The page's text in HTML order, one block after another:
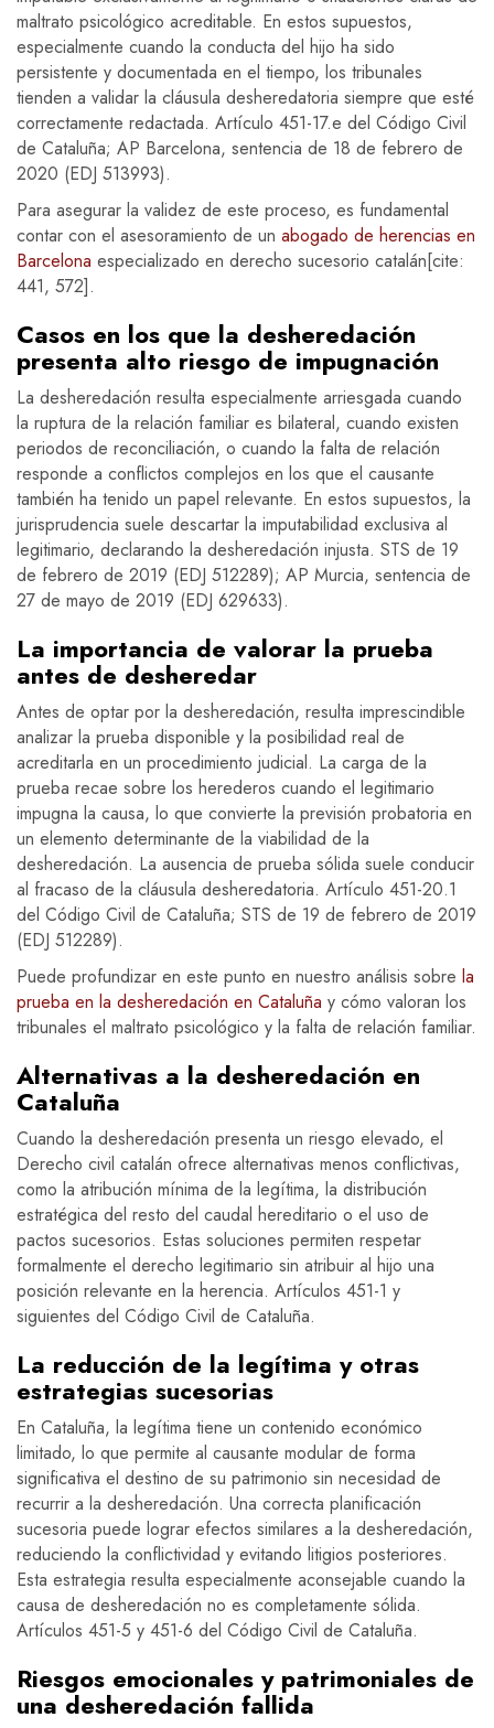
maltrato psicológico acreditable. En estos supuestos,
especialmente cuando la conducta del hijo ha sido
persistente y documentada en el tiempo, los tribunales
tienden a validar la cláusula desheredatoria siempre que esté
correctamente redactada. Artículo 451-17.e del Código Civil
de Cataluña; AP Barcelona, sentencia de 18 de febrero de
2020 (EDJ 513993).
Para asegurar la validez de este proceso, es fundamental
contar con el asesoramiento de un abogado de herencias en
Barcelona especializado en derecho sucesorio catalán[cite:
441, 572].
Casos en los que la desheredación
presenta alto riesgo de impugnación
La desheredación resulta especialmente arriesgada cuando
la ruptura de la relación familiar es bilateral, cuando existen
periodos de reconciliación, o cuando la falta de relación
responde a conflictos complejos en los que el causante
también ha tenido un papel relevante. En estos supuestos, la
jurisprudencia suele descartar la imputabilidad exclusiva al
legitimario, declarando la desheredación injusta. STS de 19
de febrero de 2019 (EDJ 512289); AP Murcia, sentencia de
27 de mayo de 2019 (EDJ 629633).
La importancia de valorar la prueba
antes de desheredar
Antes de optar por la desheredación, resulta imprescindible
analizar la prueba disponible y la posibilidad real de
acreditarla en un procedimiento judicial. La carga de la
prueba recae sobre los herederos cuando el legitimario
impugna la causa, lo que convierte la previsión probatoria en
un elemento determinante de la viabilidad de la
desheredación. La ausencia de prueba sólida suele conducir
al fracaso de la cláusula desheredatoria. Artículo 451-20.1
del Código Civil de Cataluña; STS de 19 de febrero de 2019
(EDJ 512289).
Puede profundizar en este punto en nuestro análisis sobre la
prueba en la desheredación en Cataluña y cómo valoran los
tribunales el maltrato psicológico y la falta de relación familiar.
Alternativas a la desheredación en
Cataluña
Cuando la desheredación presenta un riesgo elevado, el
Derecho civil catalán ofrece alternativas menos conflictivas,
como la atribución mínima de la legítima, la distribución
estratégica del resto del caudal hereditario o el uso de
pactos sucesorios. Estas soluciones permiten respetar
formalmente el derecho legitimario sin atribuir al hijo una
posición relevante en la herencia. Artículos 451-1 y
siguientes del Código Civil de Cataluña.
La reducción de la legítima y otras
estrategias sucesorias
En Cataluña, la legítima tiene un contenido económico
limitado, lo que permite al causante modular de forma
significativa el destino de su patrimonio sin necesidad de
recurrir a la desheredación. Una correcta planificación
sucesoria puede lograr efectos similares a la desheredación,
reduciendo la conflictividad y evitando litigios posteriores.
Esta estrategia resulta especialmente aconsejable cuando la
causa de desheredación no es completamente sólida.
Artículos 451-5 y 451-6 del Código Civil de Cataluña.
Riesgos emocionales y patrimoniales de
una desheredación fallida